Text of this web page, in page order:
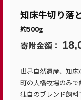
知床牛切り落
約500g
寄附金額：
世界自然遺産、知
町の大橋牧場のみ
独自のブレンド飼